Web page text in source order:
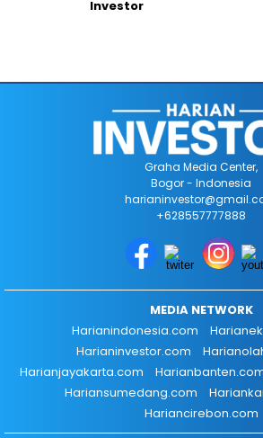
Investor
Graha Media Center,
Bogor - Indonesia
+628557777888
MEDIA NETWORK
Harianindonesia.com
Harianinvestor.com
Harianjayakarta.com
Hariansumedang.com
Hariancirebon.com